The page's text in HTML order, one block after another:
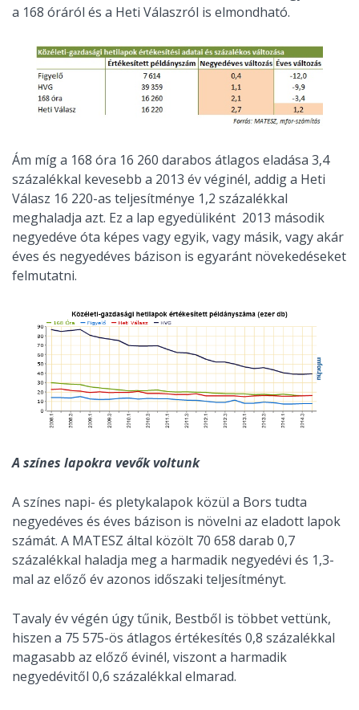
a 168 óráról és a Heti Válaszról is elmondható.
Ám míg a 168 óra 16 260 darabos átlagos eladása 3,4
százalékkal kevesebb a 2013 év véginél, addig a Heti
Válasz 16 220-as teljesítménye 1,2 százalékkal
meghaladja azt. Ez a lap egyedüliként 2013 második
negyedéve óta képes vagy egyik, vagy másik, vagy akár
éves és negyedéves bázison is egyaránt növekedéseket
felmutatni.
A színes lapokra vevők voltunk
A színes napi- és pletykalapok közül a Bors tudta
negyedéves és éves bázison is növelni az eladott lapok
számát. A MATESZ által közölt 70 658 darab 0,7
százalékkal haladja meg a harmadik negyedévi és 1,3-
mal az előző év azonos időszaki teljesítményt.
Tavaly év végén úgy tűnik, Bestből is többet vettünk,
hiszen a 75 575-ös átlagos értékesítés 0,8 százalékkal
magasabb az előző évinél, viszont a harmadik
negyedévitől 0,6 százalékkal elmarad.